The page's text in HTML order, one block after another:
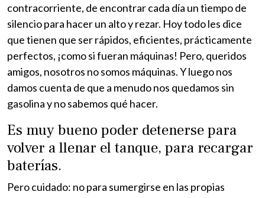
contracorriente, de encontrar cada día un tiempo de
silencio para hacer un alto y rezar. Hoy todo les dice
que tienen que ser rápidos, eficientes, prácticamente
perfectos, ¡como si fueran máquinas! Pero, queridos
amigos, nosotros no somos máquinas. Y luego nos
damos cuenta de que a menudo nos quedamos sin
gasolina y no sabemos qué hacer.
Es muy bueno poder detenerse para
volver a llenar el tanque, para recargar
baterías.
Pero cuidado: no para sumergirse en las propias